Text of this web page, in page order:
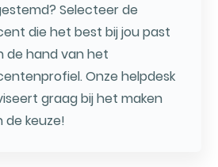
Selecteer de
die het best bij jou past
de hand van het
Onze helpdesk
graag bij het maken
de keuze!